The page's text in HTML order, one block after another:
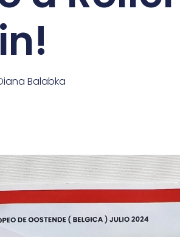
Balabka